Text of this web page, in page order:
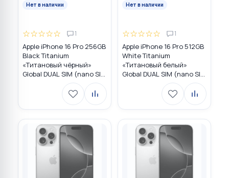
Нет в наличии
☆☆☆☆☆ 1
Apple iPhone 16 Pro 256GB
Black Titanium
«Титановый чёрный»
Global DUAL SIM (nano SIM
Нет в наличии
☆☆☆☆☆ 1
Apple iPhone 16 Pro 512GB
White Titanium
«Титановый белый»
Global DUAL SIM (nano SIM